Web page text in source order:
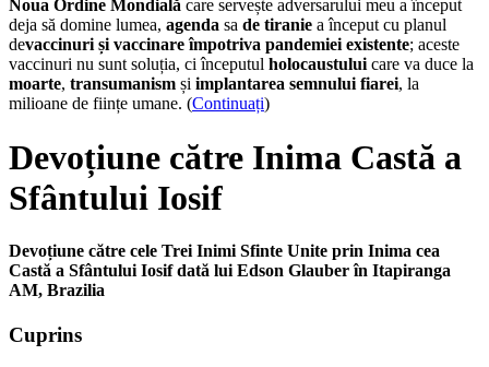
Noua Ordine Mondială care servește adversarului meu a început
deja să domine lumea, agenda sa de tiranie a început cu planul
devaccinuri și vaccinare împotriva pandemiei existente; aceste
vaccinuri nu sunt soluția, ci începutul holocaustului care va duce la
moarte, transumanism și implantarea semnului fiarei, la
milioane de ființe umane. (Continuați)
Devoțiune către Inima Castă a
Sfântului Iosif
Devoțiune către cele Trei Inimi Sfinte Unite prin Inima cea
Castă a Sfântului Iosif dată lui Edson Glauber în Itapiranga
AM, Brazilia
Cuprins